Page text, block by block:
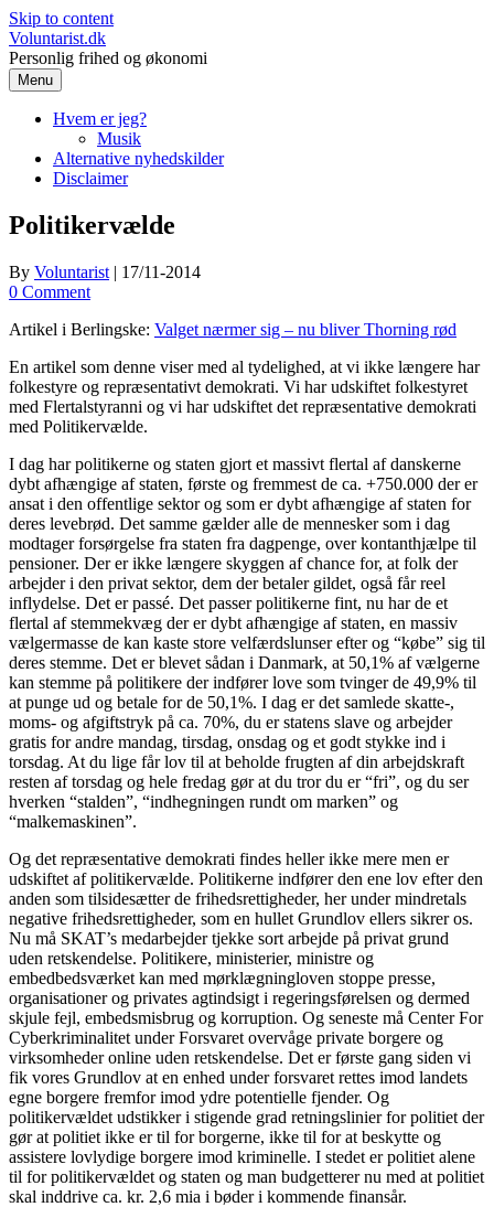
Skip to content
Voluntarist.dk
Personlig frihed og økonomi
Menu
Hvem er jeg?
Musik
Alternative nyhedskilder
Disclaimer
Politikervælde
By Voluntarist | 17/11-2014
0 Comment
Artikel i Berlingske: Valget nærmer sig – nu bliver Thorning rød
En artikel som denne viser med al tydelighed, at vi ikke længere har
folkestyre og repræsentativt demokrati. Vi har udskiftet folkestyret
med Flertalstyranni og vi har udskiftet det repræsentative demokrati
med Politikervælde.
I dag har politikerne og staten gjort et massivt flertal af danskerne
dybt afhængige af staten, første og fremmest de ca. +750.000 der er
ansat i den offentlige sektor og som er dybt afhængige af staten for
deres levebrød. Det samme gælder alle de mennesker som i dag
modtager forsørgelse fra staten fra dagpenge, over kontanthjælpe til
pensioner. Der er ikke længere skyggen af chance for, at folk der
arbejder i den privat sektor, dem der betaler gildet, også får reel
inflydelse. Det er passé. Det passer politikerne fint, nu har de et
flertal af stemmekvæg der er dybt afhængige af staten, en massiv
vælgermasse de kan kaste store velfærdslunser efter og “købe” sig til
deres stemme. Det er blevet sådan i Danmark, at 50,1% af vælgerne
kan stemme på politikere der indfører love som tvinger de 49,9% til
at punge ud og betale for de 50,1%. I dag er det samlede skatte-,
moms- og afgiftstryk på ca. 70%, du er statens slave og arbejder
gratis for andre mandag, tirsdag, onsdag og et godt stykke ind i
torsdag. At du lige får lov til at beholde frugten af din arbejdskraft
resten af torsdag og hele fredag gør at du tror du er “fri”, og du ser
hverken “stalden”, “indhegningen rundt om marken” og
“malkemaskinen”.
Og det repræsentative demokrati findes heller ikke mere men er
udskiftet af politikervælde. Politikerne indfører den ene lov efter den
anden som tilsidesætter de frihedsrettigheder, her under mindretals
negative frihedsrettigheder, som en hullet Grundlov ellers sikrer os.
Nu må SKAT’s medarbejder tjekke sort arbejde på privat grund
uden retskendelse. Politikere, ministerier, ministre og
embedbedsværket kan med mørklægningloven stoppe presse,
organisationer og privates agtindsigt i regeringsførelsen og dermed
skjule fejl, embedsmisbrug og korruption. Og seneste må Center For
Cyberkriminalitet under Forsvaret overvåge private borgere og
virksomheder online uden retskendelse. Det er første gang siden vi
fik vores Grundlov at en enhed under forsvaret rettes imod landets
egne borgere fremfor imod ydre potentielle fjender. Og
politikervældet udstikker i stigende grad retningslinier for politiet der
gør at politiet ikke er til for borgerne, ikke til for at beskytte og
assistere lovlydige borgere imod kriminelle. I stedet er politiet alene
til for politikervældet og staten og man budgetterer nu med at politiet
skal inddrive ca. kr. 2,6 mia i bøder i kommende finansår.